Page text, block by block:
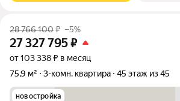
28 766 100₽ –5%
27 327 795₽
от 103 338 ₽ в месяц
75,9 м²
3-комн. квартира 45 этаж из 45
новостройка